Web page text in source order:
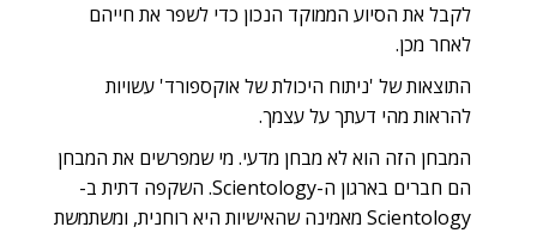
לקבל את הסיוע הממוקד הנכון כדי לשפר את חייהם
לאחר מכן.
התוצאות של 'ניתוח היכולת של אוקספורד' עשויות
להראות מהי דעתך על עצמך.
המבחן הזה הוא לא מבחן מדעי. מי שמפרשים את המבחן
הם חברים בארגון ה-Scientology. השקפה דתית ב-
Scientology מאמינה שהאישיות היא רוחנית, ומשתמשת